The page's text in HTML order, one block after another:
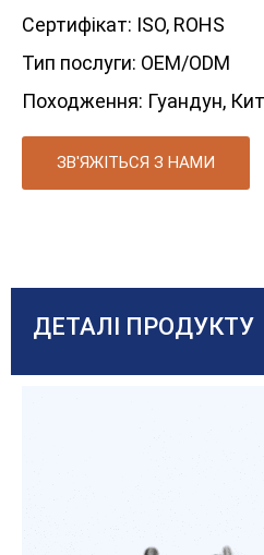
Сертифікат: ISO, ROHS
Тип послуги: OEM/ODM
Походження: Гуандун,
ЗВ'ЯЖІТЬСЯ З НАМИ
ДЕТАЛІ ПРОДУКТУ